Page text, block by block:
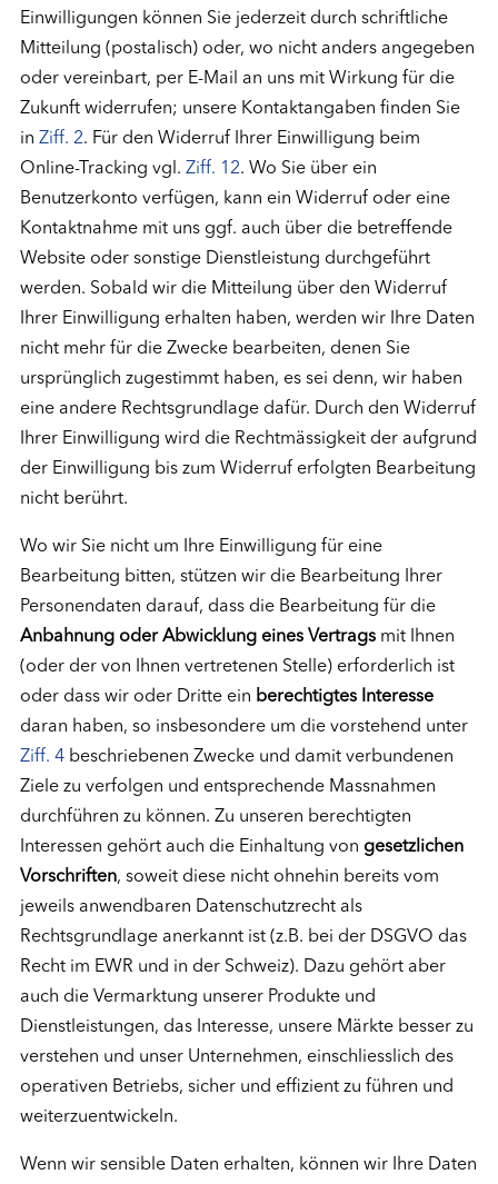
Einwilligungen können Sie jederzeit durch schriftliche
Mitteilung (postalisch) oder, wo nicht anders angegeben
oder vereinbart, per E-Mail an uns mit Wirkung für die
Zukunft widerrufen; unsere Kontaktangaben finden Sie
in Ziff. 2. Für den Widerruf Ihrer Einwilligung beim
Online-Tracking vgl. Ziff. 12. Wo Sie über ein
Benutzerkonto verfügen, kann ein Widerruf oder eine
Kontaktnahme mit uns ggf. auch über die betreffende
Website oder sonstige Dienstleistung durchgeführt
werden. Sobald wir die Mitteilung über den Widerruf
Ihrer Einwilligung erhalten haben, werden wir Ihre Daten
nicht mehr für die Zwecke bearbeiten, denen Sie
ursprünglich zugestimmt haben, es sei denn, wir haben
eine andere Rechtsgrundlage dafür. Durch den Widerruf
Ihrer Einwilligung wird die Rechtmässigkeit der aufgrund
der Einwilligung bis zum Widerruf erfolgten Bearbeitung
nicht berührt.
Wo wir Sie nicht um Ihre Einwilligung für eine
Bearbeitung bitten, stützen wir die Bearbeitung Ihrer
Personendaten darauf, dass die Bearbeitung für die
Anbahnung oder Abwicklung eines Vertragsmit Ihnen
(oder der von Ihnen vertretenen Stelle) erforderlich ist
oder dass wir oder Dritte ein berechtigtes Interesse
daran haben, so insbesondere um die vorstehend unter
Ziff. 4beschriebenen Zwecke und damit verbundenen
Ziele zu verfolgen und entsprechende Massnahmen
durchführen zu können. Zu unseren berechtigten
Interessen gehört auch die Einhaltung von gesetzlichen
Vorschriften, soweit diese nicht ohnehin bereits vom
jeweils anwendbaren Datenschutzrecht als
Rechtsgrundlage anerkannt ist (z.B. bei der DSGVO das
Recht im EWR und in der Schweiz). Dazu gehört aber
auch die Vermarktung unserer Produkte und
Dienstleistungen, das Interesse, unsere Märkte besser zu
verstehen und unser Unternehmen, einschliesslich des
operativen Betriebs, sicher und effizient zu führen und
weiterzuentwickeln.
Wenn wir sensible Daten erhalten, können wir Ihre Daten